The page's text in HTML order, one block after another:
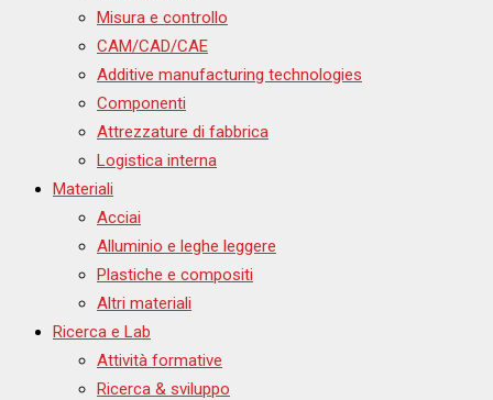
Misura e controllo
CAM/CAD/CAE
Additive manufacturing technologies
Componenti
Attrezzature di fabbrica
Logistica interna
Materiali
Acciai
Alluminio e leghe leggere
Plastiche e compositi
Altri materiali
Ricerca e Lab
Attività formative
Ricerca & sviluppo